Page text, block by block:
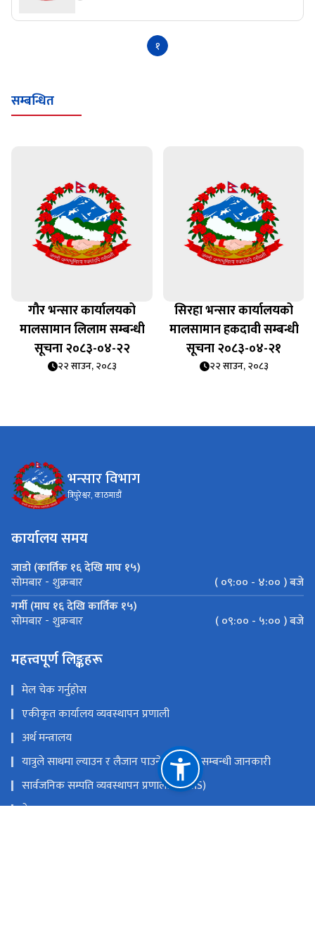
१
सम्बन्धित
गौर भन्सार कार्यालयको
मालसामान लिलाम सम्बन्धी
सूचना २०८३-०४-२२
२२ साउन, २०८३
सिरहा भन्सार कार्यालयको
मालसामान हकदावी सम्बन्धी
सूचना २०८३-०४-२१
२२ साउन, २०८३
भन्सार विभाग
त्रिपुरेश्वर, काठमाडौं
कार्यालय समय
जाडो (कार्तिक १६ देखि माघ १५)
सोमबार - शुक्रबार
( ०९:०० - ४:०० ) बजे
गर्मी (माघ १६ देखि कार्तिक १५)
सोमबार - शुक्रबार ( ०९:०० - ५:०० ) बजे
महत्त्वपूर्ण लिङ्कहरू
मेल चेक गर्नुहोस
एकीकृत कार्यालय व्यवस्थापन प्रणाली
अर्थ मन्त्रालय
यात्रुले साथमा ल्याउन र लैजान पाउने मालवस्तु सम्बन्धी जानकारी
सार्वजनिक सम्पति व्यवस्थापन प्रणाली (PAMS)
नेपाल राजपत्र